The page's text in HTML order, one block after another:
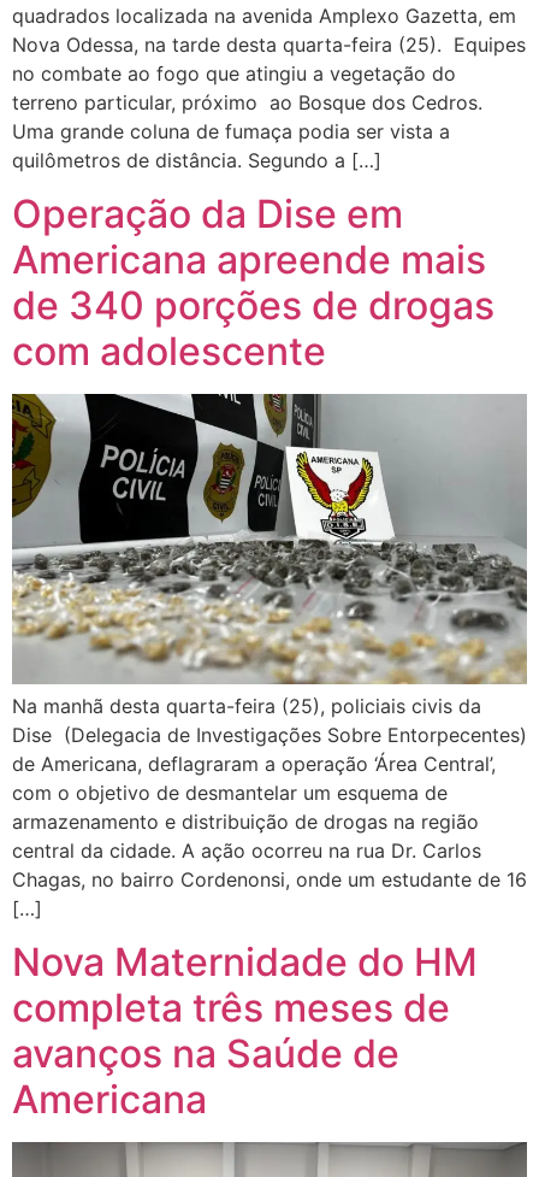
quadrados localizada na avenida Amplexo Gazetta, em
Nova Odessa, na tarde desta quarta-feira (25). Equipes
no combate ao fogo que atingiu a vegetação do
terreno particular, próximo ao Bosque dos Cedros.
Uma grande coluna de fumaça podia ser vista a
quilômetros de distância. Segundo a […]
Operação da Dise em
Americana apreende mais
de 340 porções de drogas
com adolescente
Na manhã desta quarta-feira (25), policiais civis da
Dise (Delegacia de Investigações Sobre Entorpecentes)
de Americana, deflagraram a operação ‘Área Central’,
com o objetivo de desmantelar um esquema de
armazenamento e distribuição de drogas na região
central da cidade. A ação ocorreu na rua Dr. Carlos
Chagas, no bairro Cordenonsi, onde um estudante de 16
[…]
Nova Maternidade do HM
completa três meses de
avanços na Saúde de
Americana